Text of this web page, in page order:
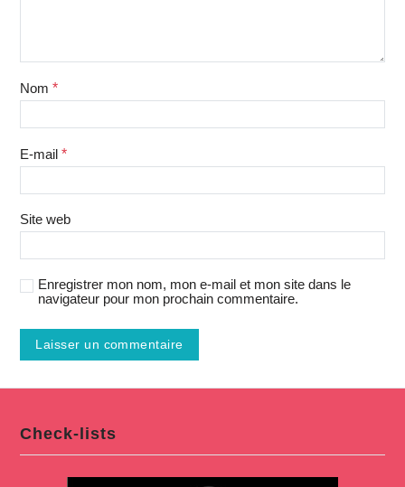
Nom *
E-mail *
Site web
Enregistrer mon nom, mon e-mail et mon site dans le
navigateur pour mon prochain commentaire.
Check-lists